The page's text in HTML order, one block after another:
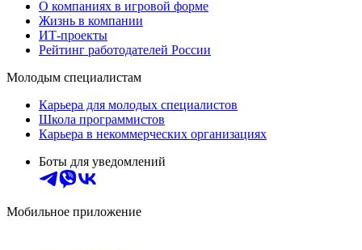
О компаниях в игровой форме
Жизнь в компании
ИТ-проекты
Рейтинг работодателей России
Молодым специалистам
Карьера для молодых специалистов
Школа программистов
Карьера в некоммерческих организациях
Боты для уведомлений
Мобильное приложение